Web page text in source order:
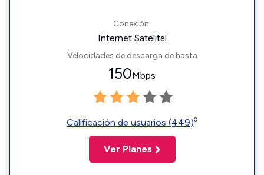
Conexión:
Internet Satelital
Velocidades de descarga de hasta
150Mbps
Calificación de usuarios (449)◊
Ver Planes